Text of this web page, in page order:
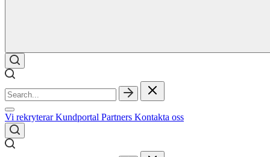
Vi rekryterarKundportal Partners Kontakta oss